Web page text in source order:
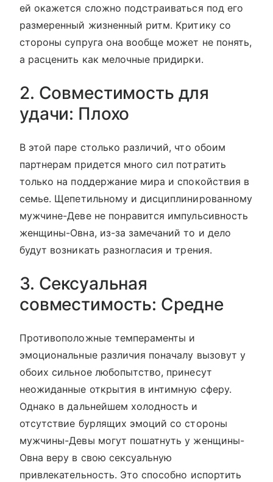
ей окажется сложно подстраиваться под его
размеренный жизненный ритм. Критику со
стороны супруга она вообще может не понять,
а расценить как мелочные придирки.
2. Совместимость для
удачи: Плохо
В этой паре столько различий, что обоим
партнерам придется много сил потратить
только на поддержание мира и спокойствия в
семье. Щепетильному и дисциплинированному
мужчине-Деве не понравится импульсивность
женщины-Овна, из-за замечаний то и дело
будут возникать разногласия и трения.
3. Сексуальная
совместимость: Средне
Противоположные темпераменты и
эмоциональные различия поначалу вызовут у
обоих сильное любопытство, принесут
неожиданные открытия в интимную сферу.
Однако в дальнейшем холодность и
отсутствие бурлящих эмоций со стороны
мужчины-Девы могут пошатнуть у женщины-
Овна веру в свою сексуальную
привлекательность. Это способно испортить